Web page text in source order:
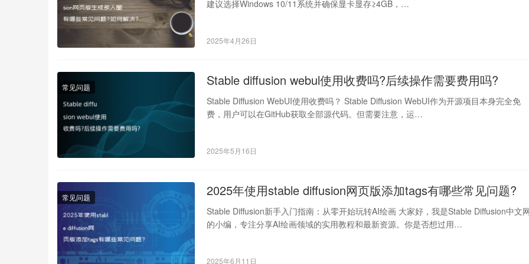
建议选择Windows 10/11系统并确保显卡显存≥4GB，…
2025年4月26日
常见问题 Stable diffusion webul使用收费吗?后续操作需要费用吗?
Stable Diffusion WebUI使用收费吗？ Stable Diffusion WebUI作为开源项目本身完全免
费，用户可以在GitHub获取全部源代码。但需要注意，运…
2025年5月16日
常见问题 2025年使用stable diffusion网页版添加tags有哪些常见问题?
Stable Diffusion新手入门指南：从零开始玩转AI绘画 大家好，我是Stable Diffusion中文
的小编，专注分享AI绘画领域的实用教程和最新资源。你是否想过用…
2025年6月11日